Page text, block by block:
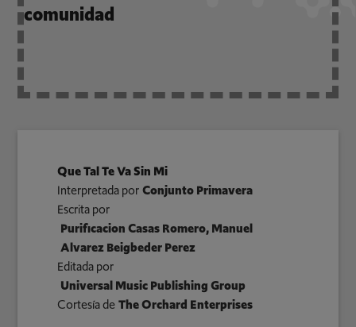
comunidad
Que Tal Te Va Sin Mi
Interpretada porConjunto Primavera
Escrita por
Purificacion Casas Romero, Manuel
Alvarez Beigbeder Perez
Editada por
Universal Music Publishing Group
Cortesía deThe Orchard Enterprises